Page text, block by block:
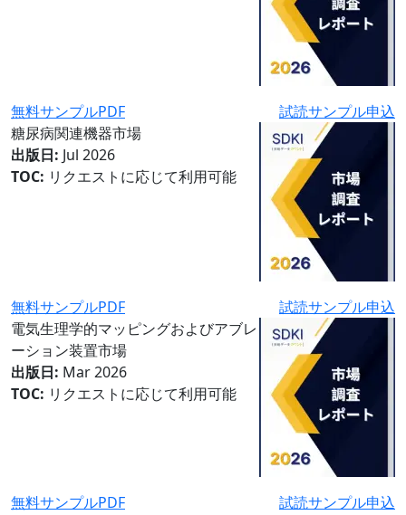
無料サンプルPDF
試読サンプル申込
糖尿病関連機器市場
出版日: Jul 2026
TOC: リクエストに応じて利用可能
無料サンプルPDF
試読サンプル申込
電気生理学的マッピングおよびアブレ
ーション装置市場
出版日: Mar 2026
TOC: リクエストに応じて利用可能
無料サンプルPDF 試読サンプル申込